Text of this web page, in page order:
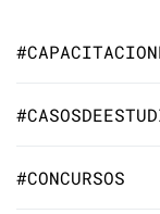
#CONCURSOS